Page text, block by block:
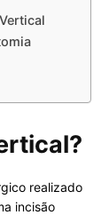
realizado
incisão